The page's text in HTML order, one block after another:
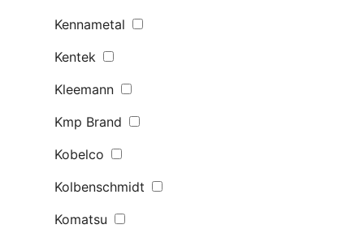
Kennametal
Kentek
Kleemann
Kmp Brand
Kobelco
Kolbenschmidt
Komatsu